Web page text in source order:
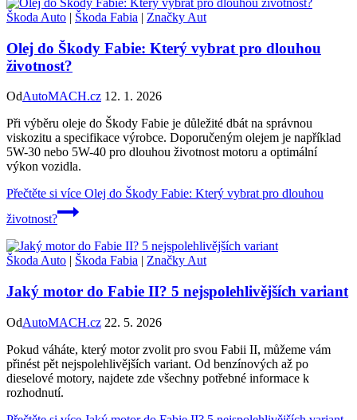
Škoda Auto | Škoda Fabia | Značky Aut
Olej do Škody Fabie: Který vybrat pro dlouhou
životnost?
OdAutoMACH.cz 12. 1. 2026
Při výběru oleje do Škody Fabie je důležité dbát na správnou
viskozitu a specifikace výrobce. Doporučeným olejem je například
5W-30 nebo 5W-40 pro dlouhou životnost motoru a optimální
výkon vozidla.
Přečtěte si více Olej do Škody Fabie: Který vybrat pro dlouhou
životnost?
Škoda Auto | Škoda Fabia | Značky Aut
Jaký motor do Fabie II? 5 nejspolehlivějších variant
OdAutoMACH.cz 22. 5. 2026
Pokud váháte, který motor zvolit pro svou Fabii II, můžeme vám
přinést pět nejspolehlivějších variant. Od benzínových až po
dieselové motory, najdete zde všechny potřebné informace k
rozhodnutí.